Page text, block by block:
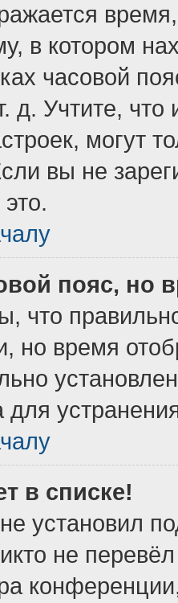
в котором
часовой
д. Учтите, что
могут
вы не
пояс, но
что
но время
для
в списке!
установил
не